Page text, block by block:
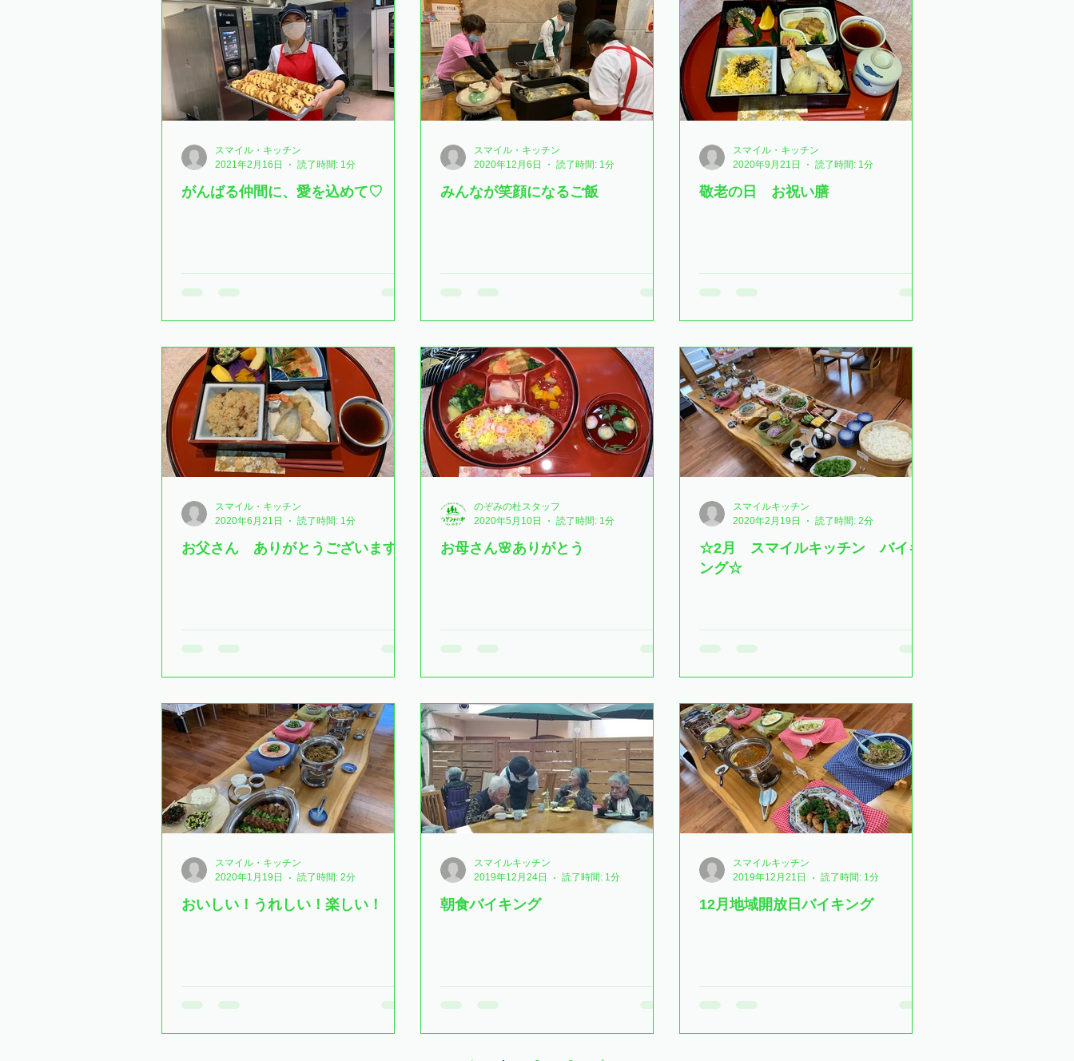
がんばる仲間に、愛を込めて♡
スマイル・キッチン
2021年2月16日
読了時間: 1分
みんなが笑顔になるご飯
スマイル・キッチン
2020年12月6日
読了時間: 1分
敬老の日 お祝い膳
スマイル・キッチン
2020年9月21日
読了時間: 1分
お父さん ありがとうございます
スマイル・キッチン
2020年6月21日
読了時間: 1分
お母さん🌸ありがとう
のぞみの杜スタッフ
2020年5月10日
読了時間: 1分
☆2月 スマイルキッチン バイキ
ング☆
スマイルキッチン
2020年2月19日
読了時間: 2分
おいしい！うれしい！楽しい！
スマイル・キッチン
2020年1月19日
読了時間: 2分
朝食バイキング
スマイルキッチン
2019年12月24日
読了時間: 1分
12月地域開放日バイキング
スマイルキッチン
2019年12月21日
読了時間: 1分